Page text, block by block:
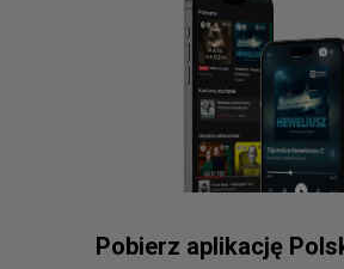
Pobierz aplikację